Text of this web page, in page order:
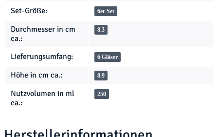
Set-Größe: 6er Set
Durchmesser in cm
ca.:
8.3
Lieferungsumfang: 6 Gläser
Höhe in cm ca.: 8.9
Nutzvolumen in ml
ca.:
250